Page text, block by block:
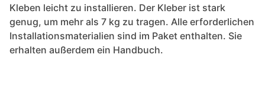
Kleben leicht zu installieren. Der Kleber ist stark
genug, um mehr als 7 kg zu tragen. Alle erforderlichen
Installationsmaterialien sind im Paket enthalten. Sie
erhalten außerdem ein Handbuch.